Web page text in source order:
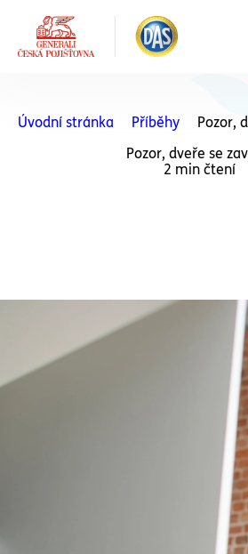
Úvodní stránka Příběhy
Pozor,
Pozor, dveře se
2 min čtení